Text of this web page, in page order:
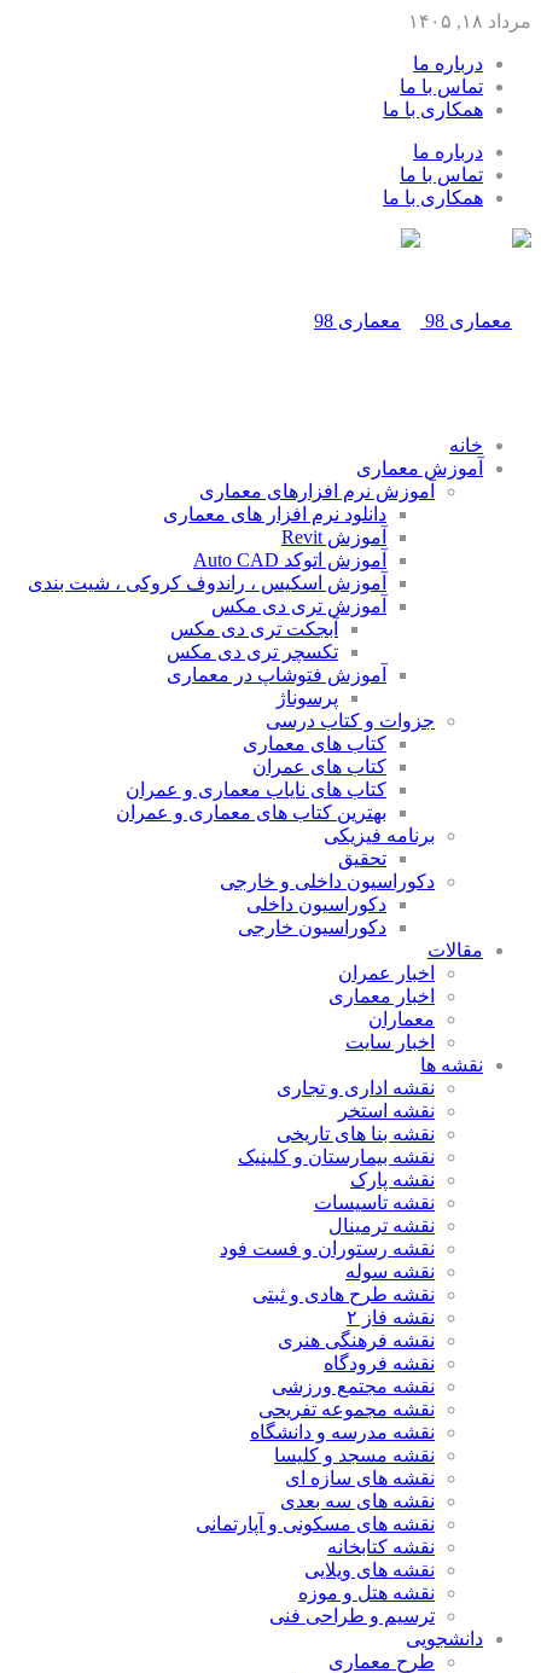
مرداد ۱۸, ۱۴۰۵
درباره ما
تماس با ما
همکاری با ما
درباره ما
تماس با ما
همکاری با ما
خانه
آموزش معماری
آموزش نرم افزارهای معماری
دانلود نرم افزار های معماری
آموزش Revit
آموزش اتوکد Auto CAD
آموزش اسکیس ، راندوف کروکی ، شیت بندی
آموزش تری دی مکس
آبجکت تری دی مکس
تکسچر تری دی مکس
آموزش فتوشاپ در معماری
پرسوناژ
جزوات و کتاب درسی
کتاب های معماری
کتاب های عمران
کتاب های نایاب معماری و عمران
بهترین کتاب های معماری و عمران
برنامه فیزیکی
تحقیق
دکوراسیون داخلی و خارجی
دکوراسیون داخلی
دکوراسیون خارجی
مقالات
اخبار عمران
اخبار معماری
معماران
اخبار سایت
نقشه ها
نقشه اداری و تجاری
نقشه استخر
نقشه بنا های تاریخی
نقشه بیمارستان و کلینیک
نقشه پارک
نقشه تاسیسات
نقشه ترمینال
نقشه رستوران و فست فود
نقشه سوله
نقشه طرح هادی و ثبتی
نقشه فاز ۲
نقشه فرهنگی هنری
نقشه فرودگاه
نقشه مجتمع ورزشی
نقشه مجموعه تفریحی
نقشه مدرسه و دانشگاه
نقشه مسجد و کلیسا
نقشه های سازه ای
نقشه های سه بعدی
نقشه های مسکونی و آپارتمانی
نقشه کتابخانه
نقشه های ویلایی
نقشه هتل و موزه
ترسیم و طراحی فنی
دانشجویی
طرح معماری